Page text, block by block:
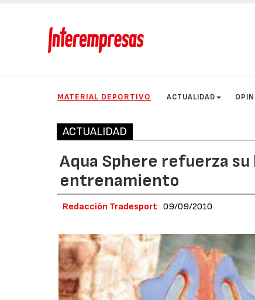
MATERIAL DEPORTIVO ACTUALIDAD
ACTUALIDAD
Aqua Sphere refuerza
entrenamiento
Redacción Tradesport 09/09/2010